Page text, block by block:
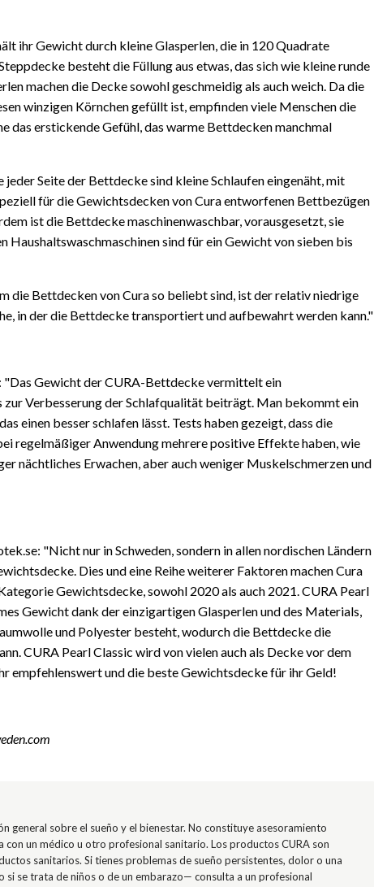
ihr Gewicht durch kleine Glasperlen, die in 120 Quadrate
besteht die Füllung aus etwas, das sich wie kleine runde
machen die Decke sowohl geschmeidig als auch weich. Da die
winzigen Körnchen gefüllt ist, empfinden viele Menschen die
das erstickende Gefühl, das warme Bettdecken manchmal
jeder Seite der Bettdecke sind kleine Schlaufen eingenäht, mit
für die Gewichtsdecken von Cura entworfenen Bettbezügen
ist die Bettdecke maschinenwaschbar, vorausgesetzt, sie
Haushaltswaschmaschinen sind für ein Gewicht von sieben bis
die Bettdecken von Cura so beliebt sind, ist der relativ niedrige
in der die Bettdecke transportiert und aufbewahrt werden kann."
"Das Gewicht der CURA-Bettdecke vermittelt ein
zur Verbesserung der Schlafqualität beiträgt. Man bekommt ein
einen besser schlafen lässt. Tests haben gezeigt, dass die
regelmäßiger Anwendung mehrere positive Effekte haben, wie
nächtliches Erwachen, aber auch weniger Muskelschmerzen und
"Nicht nur in Schweden, sondern in allen nordischen Ländern
Dies und eine Reihe weiterer Faktoren machen Cura
Gewichtsdecke, sowohl 2020 als auch 2021. CURA Pearl
Gewicht dank der einzigartigen Glasperlen und des Materials,
und Polyester besteht, wodurch die Bettdecke die
CURA Pearl Classic wird von vielen auch als Decke vor dem
empfehlenswert und die beste Gewichtsdecke für ihr Geld!
general sobre el sueño y el bienestar. No constituye asesoramiento
con un médico u otro profesional sanitario. Los productos CURA son
sanitarios. Si tienes problemas de sueño persistentes, dolor o una
se trata de niños o de un embarazo— consulta a un profesional